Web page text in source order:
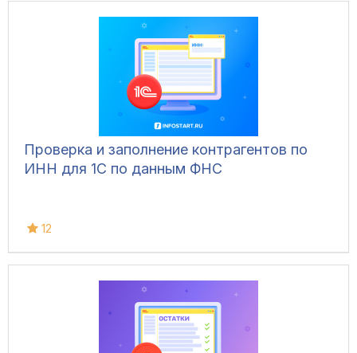
Проверка и заполнение контрагентов по
ИНН для 1С по данным ФНС
12